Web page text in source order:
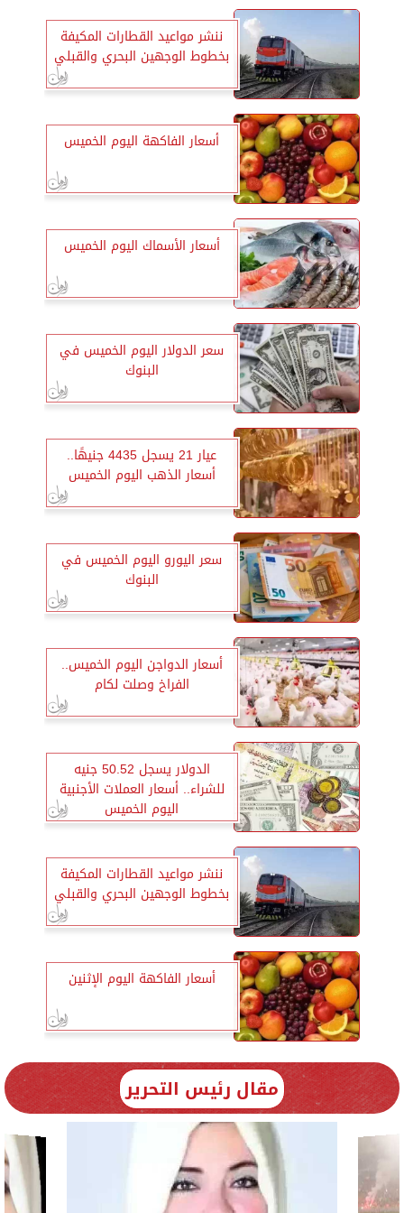
ننشر مواعيد القطارات المكيفة
بخطوط الوجهين البحري والقبلي
أسعار الفاكهة اليوم الخميس
أسعار الأسماك اليوم الخميس
سعر الدولار اليوم الخميس في
البنوك
عيار 21 يسجل 4435 جنيهًا..
أسعار الذهب اليوم الخميس
سعر اليورو اليوم الخميس في
البنوك
أسعار الدواجن اليوم الخميس..
الفراخ وصلت لكام
الدولار يسجل 50.52 جنيه
للشراء.. أسعار العملات الأجنبية
اليوم الخميس
ننشر مواعيد القطارات المكيفة
بخطوط الوجهين البحري والقبلي
أسعار الفاكهة اليوم الإثنين
مقال رئيس التحرير